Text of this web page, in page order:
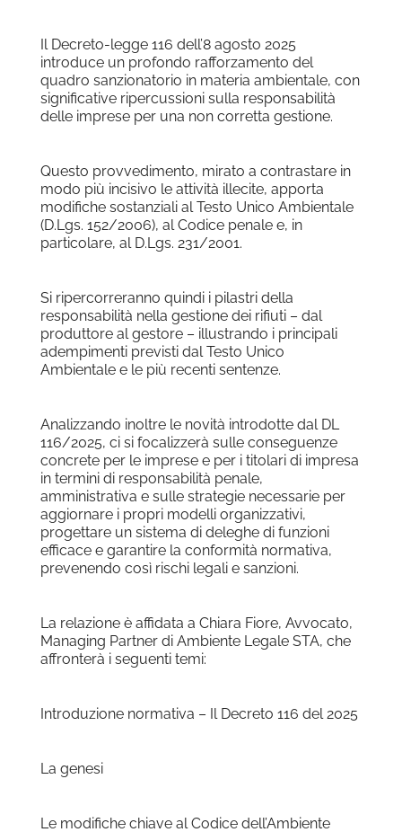
Il Decreto-legge 116 dell’8 agosto 2025
introduce un profondo rafforzamento del
quadro sanzionatorio in materia ambientale, con
significative ripercussioni sulla responsabilità
delle imprese per una non corretta gestione.
Questo provvedimento, mirato a contrastare in
modo più incisivo le attività illecite, apporta
modifiche sostanziali al Testo Unico Ambientale
(D.Lgs. 152/2006), al Codice penale e, in
particolare, al D.Lgs. 231/2001.
Si ripercorreranno quindi i pilastri della
responsabilità nella gestione dei rifiuti – dal
produttore al gestore – illustrando i principali
adempimenti previsti dal Testo Unico
Ambientale e le più recenti sentenze.
Analizzando inoltre le novità introdotte dal DL
116/2025, ci si focalizzerà sulle conseguenze
concrete per le imprese e per i titolari di impresa
in termini di responsabilità penale,
amministrativa e sulle strategie necessarie per
aggiornare i propri modelli organizzativi,
progettare un sistema di deleghe di funzioni
efficace e garantire la conformità normativa,
prevenendo così rischi legali e sanzioni.
La relazione è affidata a Chiara Fiore, Avvocato,
Managing Partner di Ambiente Legale STA, che
affronterà i seguenti temi:
Introduzione normativa – Il Decreto 116 del 2025
La genesi
Le modifiche chiave al Codice dell’Ambiente